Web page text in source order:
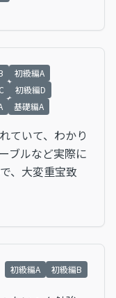
初級編A
初級編D
基礎編A
ていて、わかり
ブルなど実際に
、大変重宝致
初級編A 初級編B